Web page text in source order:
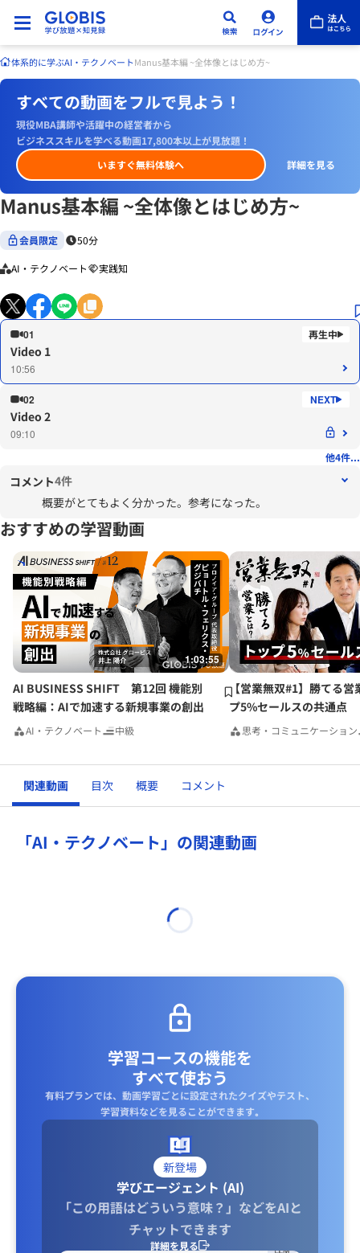
体系的に学ぶAI・テクノベートManus基本編 ~全体像とはじめ方~
すべての動画をフルで見よう！
現役MBA講師や活躍中の経営者から
ビジネススキルを学べる動画17,800本以上が見放題！
いますぐ無料体験へ
詳細を見る
Manus基本編 ~全体像とはじめ方~
会員限定 50分
AI・テクノベート 実践知
01
Video 1
10:56
02
Video 2
09:10
他4件...
コメント4件
概要がとてもよく分かった。参考になった。
おすすめの学習動画
1:03:55
AI BUSINESS SHIFT 第12回 機能別
戦略編：AIで加速する新規事業の創出
AI・テクノベート 中級
【営業無双#1】勝てる営
プ5%セールスの共通点
思考・コミュニケーション
関連動画 目次 概要 コメント
「AI・テクノベート」の関連動画
学習コースの機能を
すべて使おう
有料プランでは、動画学習ごとに設定されたクイズやテスト、
学習資料などを見ることができます｡
新登場
学びエージェント (AI)
「この用語はどういう意味？」などをAIと
チャットできます
詳細を見る